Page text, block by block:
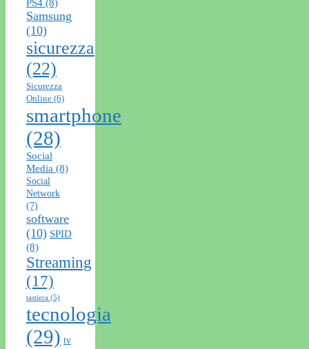
PS4 (8)
Samsung
(10)
sicurezza
(22)
Sicurezza
Online (6)
smartphone
(28)
Social
Media (8)
Social
Network
(7)
software
(10) SPID
(8)
Streaming
(17)
tastiera (5)
tecnologia
(29) tv